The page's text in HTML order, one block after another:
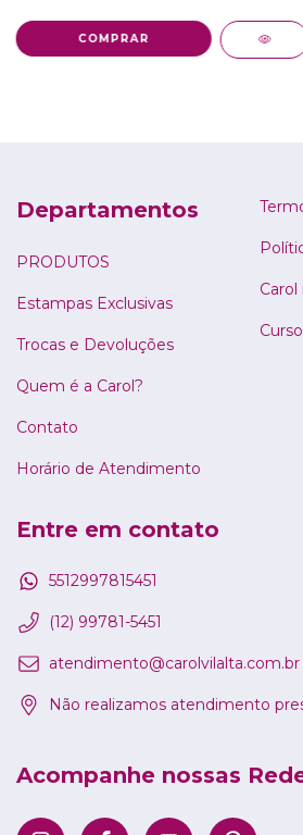
COMPRAR
Departamentos
PRODUTOS
Estampas Exclusivas
Trocas e Devoluções
Quem é a Carol?
Contato
Horário de Atendimento
Carol
Entre em contato
5512997815451
(12) 99781-5451
atendimento@carolvilalta.com.br
Não realizamos atendimento
Acompanhe nossas